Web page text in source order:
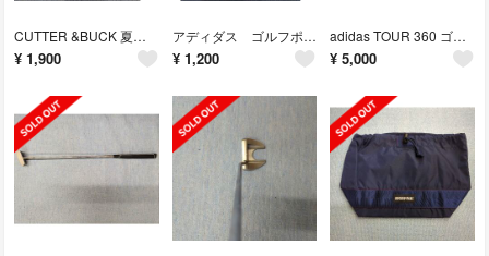
CUTTER &BUCK 夏用キャップ
¥ 1,900
アディダス ゴルフポロシャツ
¥ 1,200
adidas TOUR 360 ゴルフシューズ
¥ 5,000